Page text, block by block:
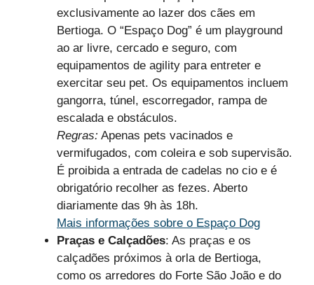
exclusivamente ao lazer dos cães em
Bertioga. O “Espaço Dog” é um playground
ao ar livre, cercado e seguro, com
equipamentos de agility para entreter e
exercitar seu pet. Os equipamentos incluem
gangorra, túnel, escorregador, rampa de
escalada e obstáculos.
Regras: Apenas pets vacinados e
vermifugados, com coleira e sob supervisão.
É proibida a entrada de cadelas no cio e é
obrigatório recolher as fezes. Aberto
diariamente das 9h às 18h.
Mais informações sobre o Espaço Dog
Praças e Calçadões: As praças e os
calçadões próximos à orla de Bertioga,
como os arredores do Forte São João e do